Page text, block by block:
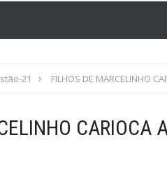
21 FILHOS DE MARCELINHO
CARIOCA